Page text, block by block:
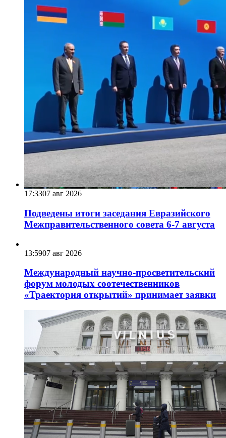
17:3307 авг 2026
Подведены итоги заседания Евразийского
Межправительственного совета 6-7 августа
13:5907 авг 2026
Международный научно-просветительский
форум молодых соотечественников
«Траектория открытий» принимает заявки